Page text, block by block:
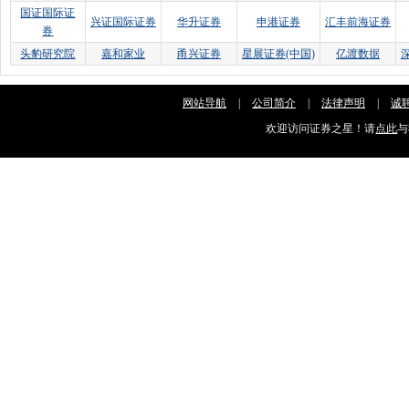
国证国际证
券
兴证国际证券 华升证券 申港证券 汇丰前海证券
头豹研究院 嘉和家业 甬兴证券 星展证券(中国) 亿渡数据
网站导航 公司简介 法律声明
诚
欢迎访问证券之星！请点此